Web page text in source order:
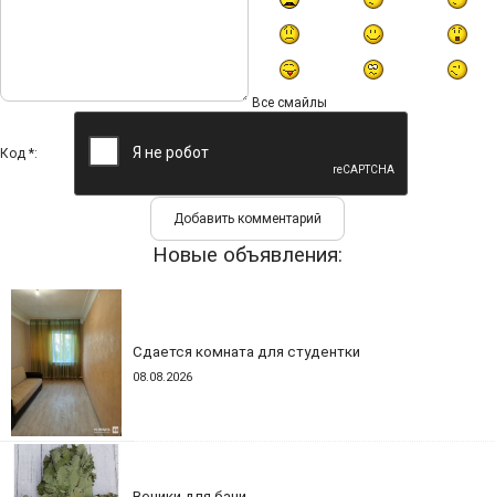
Все смайлы
Код *:
Новые объявления:
Сдается комната для студентки
08.08.2026